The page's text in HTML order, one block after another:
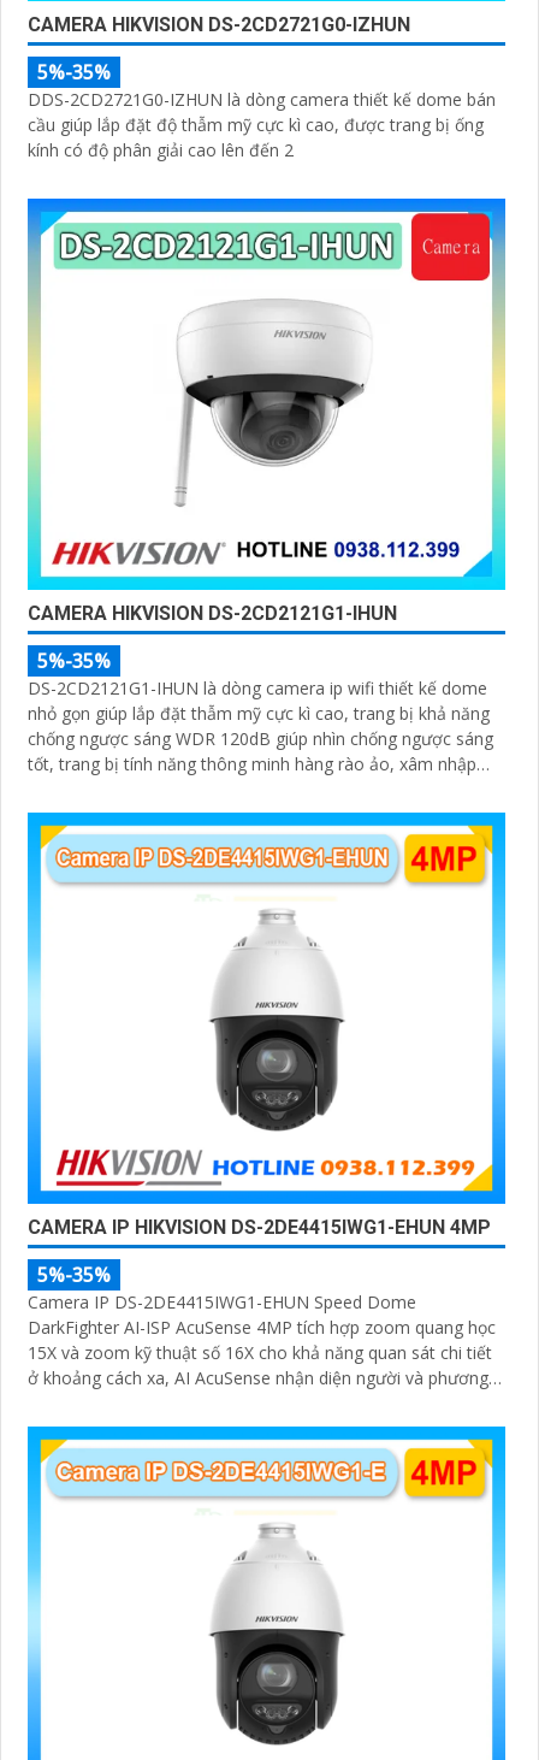
CAMERA HIKVISION DS-2CD2721G0-IZHUN
5%-35%
DDS-2CD2721G0-IZHUN là dòng camera thiết kế dome bán
cầu giúp lắp đặt độ thẫm mỹ cực kì cao, được trang bị ống
kính có độ phân giải cao lên đến 2
CAMERA HIKVISION DS-2CD2121G1-IHUN
5%-35%
DS-2CD2121G1-IHUN là dòng camera ip wifi thiết kế dome
nhỏ gọn giúp lắp đặt thẫm mỹ cực kì cao, trang bị khả năng
chống ngược sáng WDR 120dB giúp nhìn chống ngược sáng
tốt, trang bị tính năng thông minh hàng rào ảo, xâm nhập
CAMERA IP HIKVISION DS-2DE4415IWG1-EHUN 4MP
5%-35%
Camera IP DS-2DE4415IWG1-EHUN Speed Dome
DarkFighter AI-ISP AcuSense 4MP tích hợp zoom quang học
15X và zoom kỹ thuật số 16X cho khả năng quan sát chi tiết
ở khoảng cách xa, AI AcuSense nhận diện người và phương